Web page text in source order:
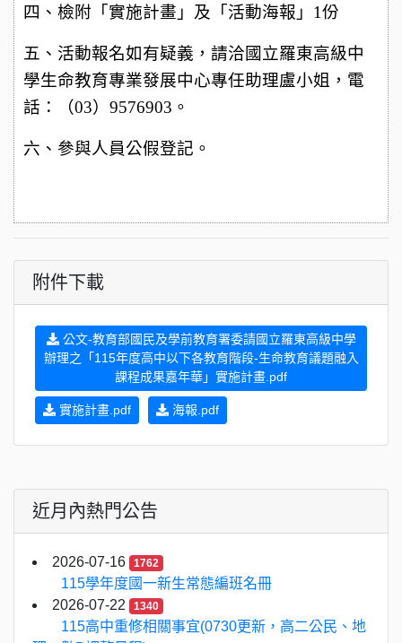
四、檢附「實施計畫」及「活動海報」1份
五、活動報名如有疑義，請洽國立羅東高級中
學生命教育專業發展中心專任助理盧小姐，電
話：（03）9576903。
六、參與人員公假登記。
附件下載
公文-教育部國民及學前教育署委請國立羅東高級中學
辦理之「115年度高中以下各教育階段-生命教育議題融入
課程成果嘉年華」實施計畫.pdf
實施計畫.pdf 海報.pdf
近月內熱門公告
2026-07-16 1762
115學年度國一新生常態編班名冊
2026-07-22
1340
115高中重修相關事宜(0730更新，高二公民、地